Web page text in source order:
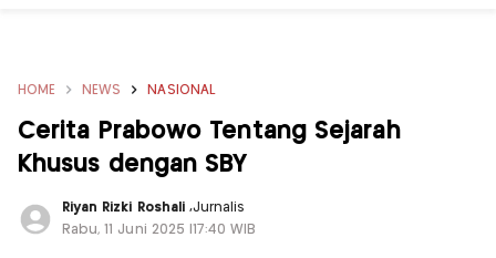
HOME NEWS NASIONAL
Cerita Prabowo Tentang Sejarah
Khusus dengan SBY
Riyan Rizki Roshali ,Jurnalis
Rabu, 11 Juni 2025 |17:40 WIB